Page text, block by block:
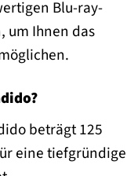
Blu-ray-
um Ihnen das
beträgt 125
eine tiefgründige